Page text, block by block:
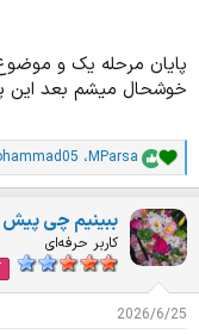
پایان مرحله یک و
خوشحال میشم بعد
ا
م
ی
ا
ز
ت
:
MParsa،
ببینیم چی پیش
کاربر حرفه‌ای
2026/6/25